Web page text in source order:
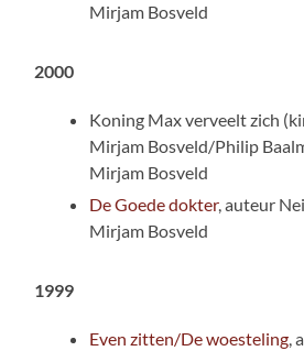
Mirjam Bosveld
2000
Koning Max verveelt zich
Mirjam Bosveld/Philip
Mirjam Bosveld
De Goede dokter, auteur
Mirjam Bosveld
1999
Even zitten/De woesteling,